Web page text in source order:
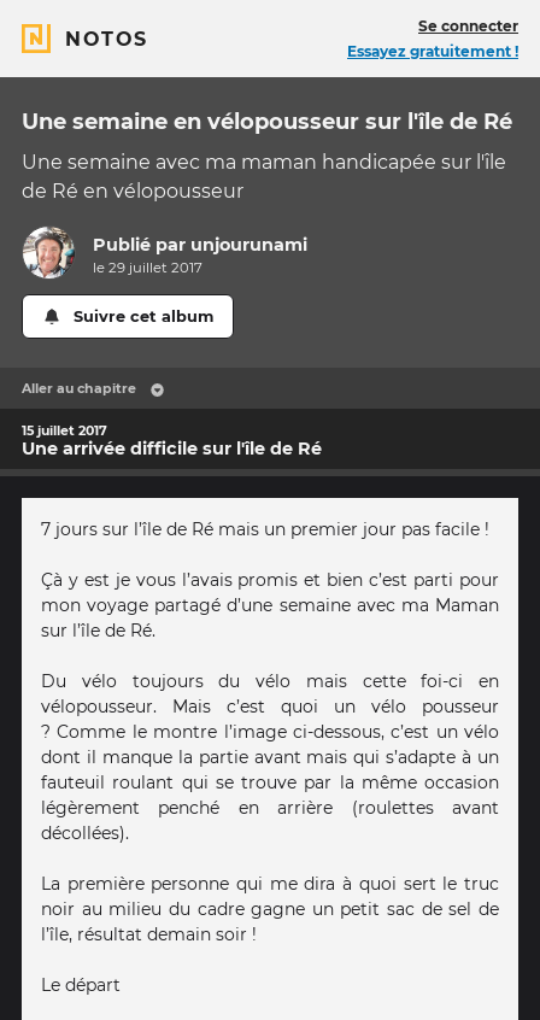
NOTOS
Se connecter
Essayez gratuitement !
Une semaine en vélopousseur sur l'île de Ré
Une semaine avec ma maman handicapée sur l'île
de Ré en vélopousseur
Publié par unjourunami
le 29 juillet 2017
Suivre cet album
Aller au chapitre
15 juillet 2017
Une arrivée difficile sur l'île de Ré
7 jours sur l’île de Ré mais un premier jour pas facile !
Çà y est je vous l’avais promis et bien c’est parti pour
mon voyage partagé d’une semaine avec ma Maman
sur l’île de Ré.
Du vélo toujours du vélo mais cette foi-ci en
vélopousseur. Mais c’est quoi un vélo pousseur
? Comme le montre l’image ci-dessous, c’est un vélo
dont il manque la partie avant mais qui s’adapte à un
fauteuil roulant qui se trouve par la même occasion
légèrement penché en arrière (roulettes avant
décollées).
La première personne qui me dira à quoi sert le truc
noir au milieu du cadre gagne un petit sac de sel de
l’île, résultat demain soir !
Le départ